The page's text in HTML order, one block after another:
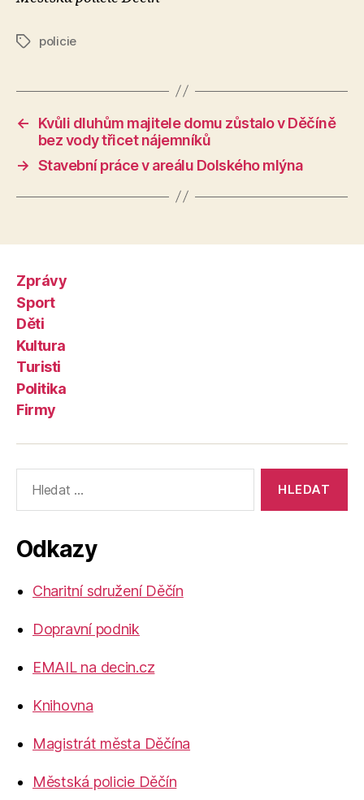
Štítkypolicie
←
Kvůli dluhům majitele domu zůstalo v Děčíně
bez vody třicet nájemníků
→ Stavební práce v areálu Dolského mlýna
Zprávy
Sport
Děti
Kultura
Turisti
Politika
Firmy
vyhledávání:
Odkazy
Charitní sdružení Děčín
Dopravní podnik
EMAIL na decin.cz
Knihovna
Magistrát města Děčína
Městská policie Děčín